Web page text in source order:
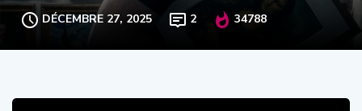
DÉCEMBRE 27, 2025 2 34788